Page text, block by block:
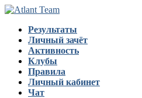
Перейти
содержимому
Результаты
Личный зачёт
Активность
Клубы
Правила
Личный кабинет
Чат